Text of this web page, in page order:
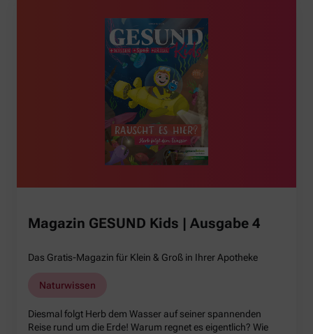
Magazin GESUND Kids | Ausgabe 4
Das Gratis-Magazin für Klein & Groß in Ihrer Apotheke
Naturwissen
Diesmal folgt Herb dem Wasser auf seiner spannenden
Reise rund um die Erde! Warum regnet es eigentlich? Wie